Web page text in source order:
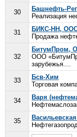
30
Башнефть-
Реализация
31
БИКС-НН,
Продажа
32
БитумПром,
ООО
зарубежья....
33
Бсв-Хим
Торговая
34
Варя
35